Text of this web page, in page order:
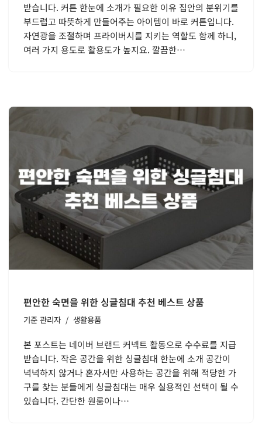
받습니다. 커튼 한눈에 소개가 필요한 이유 집안의 분위기를
부드럽고 따뜻하게 만들어주는 아이템이 바로 커튼입니다.
자연광을 조절하며 프라이버시를 지키는 역할도 함께 하니,
여러 가지 용도로 활용도가 높지요. 깔끔한…
편안한 숙면을 위한 싱글침대 추천 베스트 상품
기준 관리자 생활용품
본 포스트는 네이버 브랜드 커넥트 활동으로 수수료를 지급
받습니다. 작은 공간을 위한 싱글침대 한눈에 소개 공간이
넉넉하지 않거나 혼자서만 사용하는 공간을 위해 적당한 가
구를 찾는 분들에게 싱글침대는 매우 실용적인 선택이 될 수
있습니다. 간단한 원룸이나…